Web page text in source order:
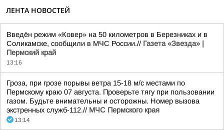
ЛЕНТА НОВОСТЕЙ
Введён режим «Ковер» на 50 километров в Березниках и в
Соликамске, сообщили в МЧС России.// Газета «Звезда» |
Пермский край
13:16
Гроза, при грозе порывы ветра 15-18 м/с местами по
Пермскому краю 07 августа. Проверьте тягу при пользовании
газом. Будьте внимательны и осторожны. Номер вызова
экстренных служб-112.// МЧС Пермского края
13:14